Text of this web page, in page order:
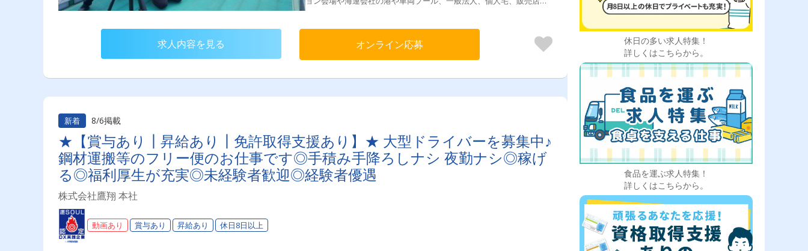
ど[仕事の流れ]公共交通機関を使い引取先へお伺い→車輛点検→安全
のみ）＜東京都＞23区内、八王子市、町田市、羽村市＜埼玉県＞上尾
市、さいたま市、川口市、春日部市、川越市、戸田市、三郷市、熊谷
市、深谷市、鴻巣市、日高市、所沢市、狭山市、入間市＜神奈川県＞
葉市、野田市、柏市、白井市、船橋市、市川市、印西市、佐倉市、四
土浦市、水戸市、ひたちなか市、日立市、鹿嶋市、神栖市＜群馬県＞
求人内容を見る オンライン応募
新着 8/6掲載
★【賞与あり┃昇給あり┃免許取得支援あり】★ 大型ドライバーを募集中♪
鋼材運搬等のフリー便のお仕事です◎手積み手降ろしナシ 夜勤ナシ◎稼げ
る◎福利厚生が充実◎未経験者歓迎◎経験者優遇
株式会社鷹翔 本社
動画あり 賞与あり 昇給あり 休日8日以上
休日の多い求人特集！
詳しくはこちらから。
食品を運ぶ求人特集！
詳しくはこちらから。